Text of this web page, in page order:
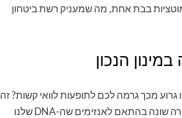
בבת אחת, מה שמעניק רשת ביטחון
הנכון
מכך גרמה לכם לתופעות לוואי קשות? זה
לא מקרי. הגוף של כל אחד מאיתנו מפרק תרופות בצורה שונה בהתאם לאנזימים שה-DNA שלנו